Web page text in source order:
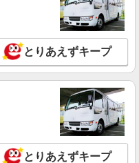
とりあえずキープ
とりあえずキープ